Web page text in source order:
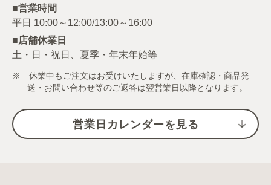
■営業時間
■店舗休業日
土・日・祝日、夏季・年末年始等
※ 休業中もご注文はお受けいたしますが、在庫確認・商品発
送・お問い合わせ等のご返答は翌営業日以降となります。
営業日カレンダーを見る